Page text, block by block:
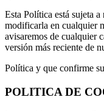
Esta Política está sujeta
modificarla en cualquier
avisaremos de cualquier
versión más reciente de
Política y que confirme
POLITICA DE